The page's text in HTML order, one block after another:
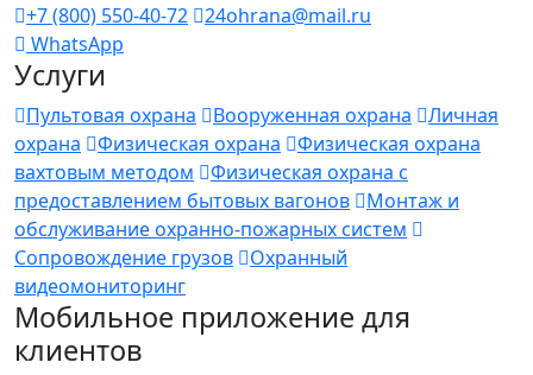
+7 (800) 550-40-72
24ohrana@mail.ru
WhatsApp
Услуги
Пультовая охрана Вооруженная охрана
Личная
охрана
Физическая охрана
Физическая охрана
вахтовым методом
Физическая охрана с
предоставлением бытовых вагонов
Монтаж и
обслуживание охранно-пожарных систем
Сопровождение грузов
Охранный
видеомониторинг
Мобильное приложение для
клиентов